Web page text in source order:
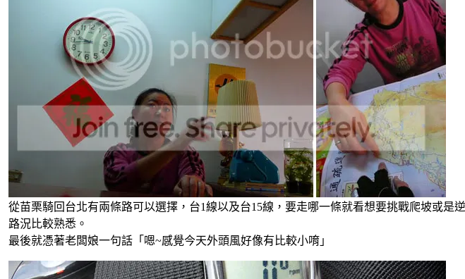
從苗栗騎回台北有兩條路可以選擇，台1線以及台15線，要走哪一條就看想要挑戰爬坡或
路況比較熟悉。
最後就憑著老闆娘一句話「嗯~感覺今天外頭風好像有比較小唷」